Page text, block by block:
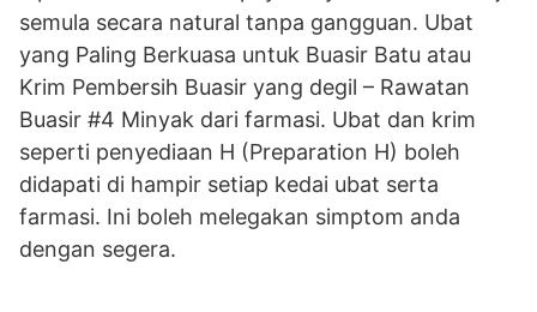
semula secara natural tanpa gangguan. Ubat
yang Paling Berkuasa untuk Buasir Batu atau
Krim Pembersih Buasir yang degil – Rawatan
Buasir #4 Minyak dari farmasi. Ubat dan krim
seperti penyediaan H (Preparation H) boleh
didapati di hampir setiap kedai ubat serta
farmasi. Ini boleh melegakan simptom anda
dengan segera.